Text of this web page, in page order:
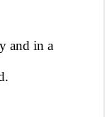
and in a